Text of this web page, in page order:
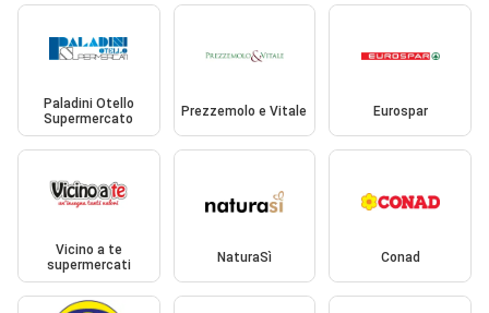
Paladini Otello
Supermercato
Prezzemolo e Vitale Eurospar
Vicino a te
supermercati
NaturaSì Conad